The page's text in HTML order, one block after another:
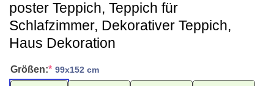
poster Teppich, Teppich für
Schlafzimmer, Dekorativer Teppich,
Haus Dekoration
Größen:* 99x152 cm